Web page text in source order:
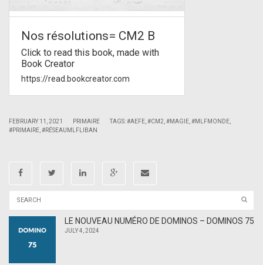
Nos résolutions= CM2 B
Click to read this book, made with
Book Creator
https://read.bookcreator.com
FEBRUARY 11, 2021 PRIMAIRE TAGS:#AEFE #CM2 #MAGIE #MLFMONDE
#PRIMAIRE #RÉSEAUMLFLIBAN
LE NOUVEAU NUMÉRO DE DOMINOS – DOMINOS 75
JULY 4, 2024